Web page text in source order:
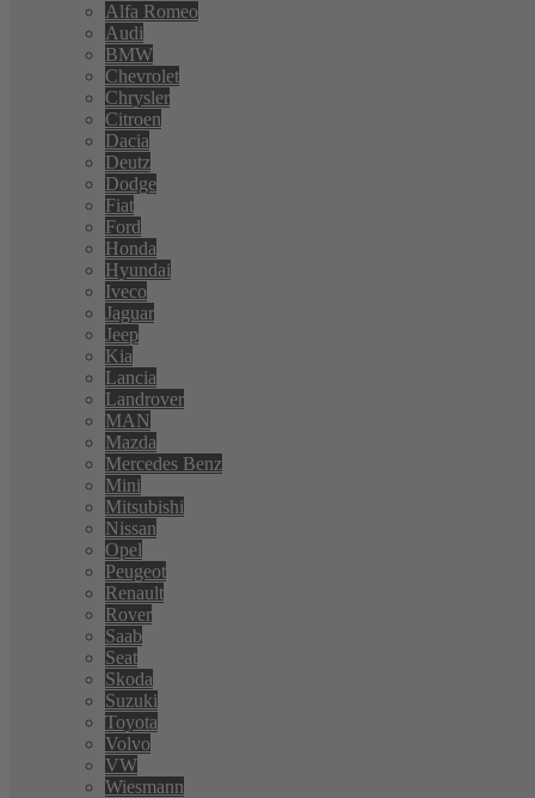
Alfa Romeo
Audi
BMW
Chevrolet
Chrysler
Citroen
Dacia
Deutz
Dodge
Fiat
Ford
Honda
Hyundai
Iveco
Jaguar
Jeep
Kia
Lancia
Landrover
MAN
Mazda
Mercedes Benz
Mini
Mitsubishi
Nissan
Opel
Peugeot
Renault
Rover
Saab
Seat
Skoda
Suzuki
Toyota
Volvo
VW
Wiesmann